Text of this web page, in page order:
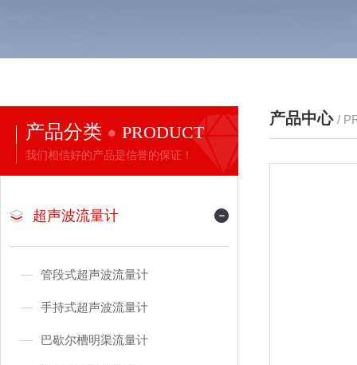
产品分类 PRODUCT
我们相信好的产品是信誉的保证！
超声波流量计
管段式超声波流量计
手持式超声波流量计
巴歇尔槽明渠流量计
产品中心 /